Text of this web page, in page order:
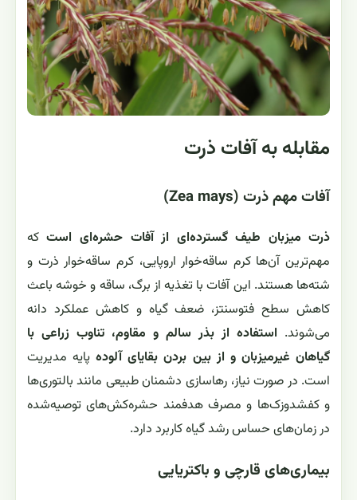
مقابله به آفات ذرت
آفات مهم ذرت (Zea mays)
ذرت میزبان طیف گسترده‌ای از آفات حشره‌ای استکه
مهم‌ترین آن‌ها کرم ساقه‌خوار اروپایی، کرم ساقه‌خوار ذرت و
شته‌ها هستند. این آفات با تغذیه از برگ، ساقه و خوشه باعث
کاهش سطح فتوسنتز، ضعف گیاه و کاهش عملکرد دانه
می‌شوند. استفاده از بذر سالم و مقاوم، تناوب زراعی با
گیاهان غیرمیزبان و از بین بردن بقایای آلودهپایه مدیریت
است. در صورت نیاز، رهاسازی دشمنان طبیعی مانند بالتوری‌ها
و کفشدوزک‌ها و مصرف هدفمند حشره‌کش‌های توصیه‌شده
در زمان‌های حساس رشد گیاه کاربرد دارد.
بیماری‌های قارچی و باکتریایی